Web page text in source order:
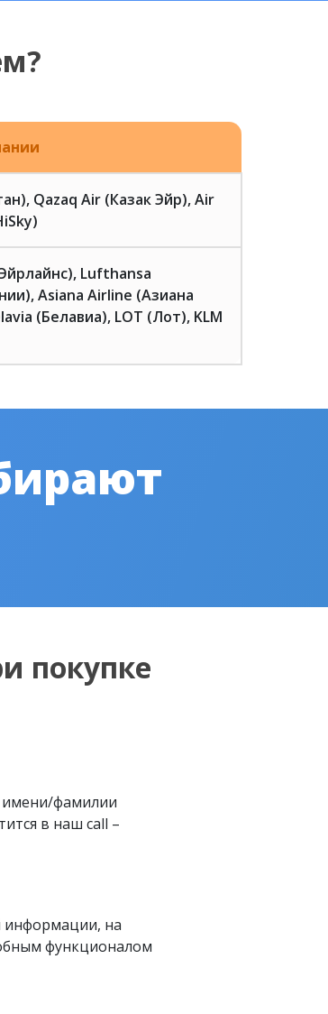
Qazaq Air (Казак Эйр), Air
Lufthansa
Asiana Airline (Азиана
(Белавиа), LOT (Лот), KLM
покупке
имени/фамилии
в наш call –
информации, на
функционалом